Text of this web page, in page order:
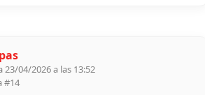
23/04/2026 a las 13:52
#14